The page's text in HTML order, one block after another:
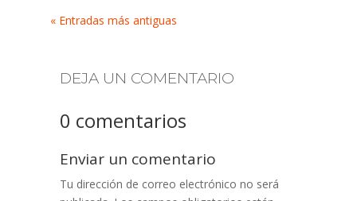
« Entradas más antiguas
DEJA UN COMENTARIO
0 comentarios
Enviar un comentario
Tu dirección de correo electrónico no será